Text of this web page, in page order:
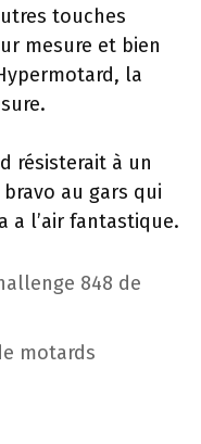
touches
mesure et bien
la
résisterait à un
au gars qui
a l’air fantastique.
848 de
motards